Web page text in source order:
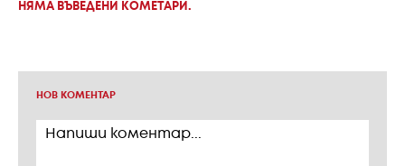
НЯМА ВЪВЕДЕНИ КОМЕТАРИ.
НОВ КОМЕНТАР